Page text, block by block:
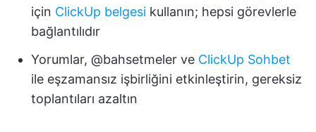
için ClickUp belgesi kullanın; hepsi görevlerle
bağlantılıdır
Yorumlar, @bahsetmeler ve ClickUp Sohbet
ile eşzamansız işbirliğini etkinleştirin, gereksiz
toplantıları azaltın